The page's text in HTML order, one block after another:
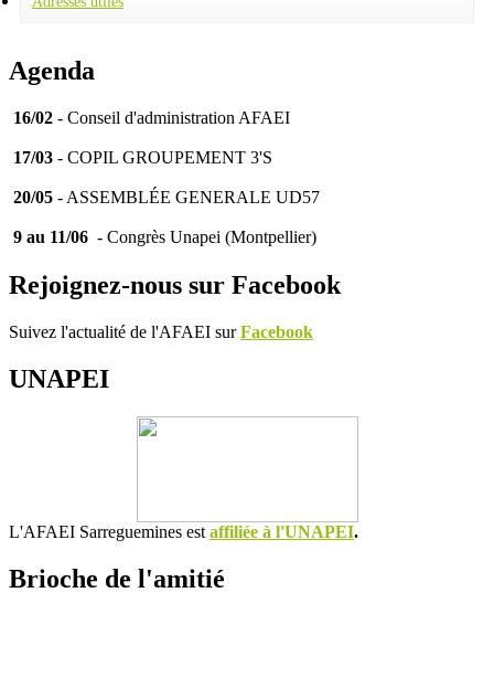
Agenda
16/02 - Conseil d'administration AFAEI
17/03 - COPIL GROUPEMENT 3'S
20/05 - ASSEMBLÉE GENERALE UD57
9 au 11/06 - Congrès Unapei (Montpellier)
Rejoignez-nous sur Facebook
Suivez l'actualité de l'AFAEI surFacebook
UNAPEI
L'AFAEI Sarreguemines est affiliée à l'UNAPEI.
Brioche de l'amitié